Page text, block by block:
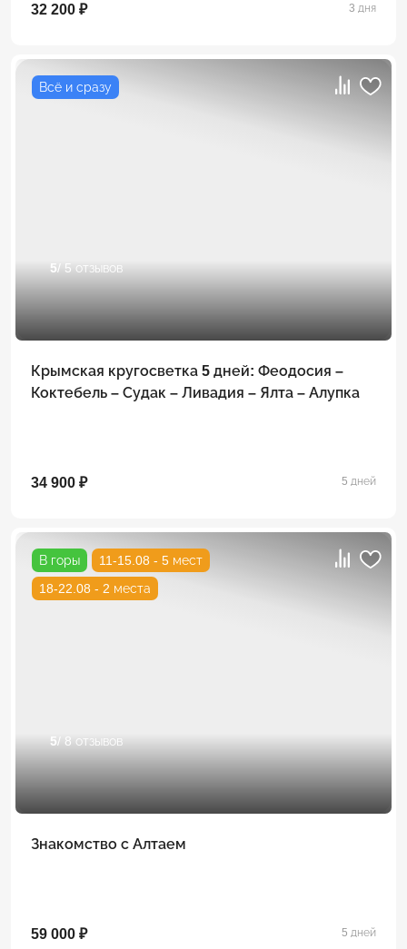
32 200 ₽ 3 дня
Всё и сразу
5/ 5 отзывов
Крымская кругосветка 5 дней: Феодосия –
Коктебель – Судак – Ливадия – Ялта – Алупка
34 900 ₽ 5 дней
В горы
11-15.08 - 5 мест
18-22.08 - 2 места
5/ 8 отзывов
Знакомство с Алтаем
59 000 ₽ 5 дней